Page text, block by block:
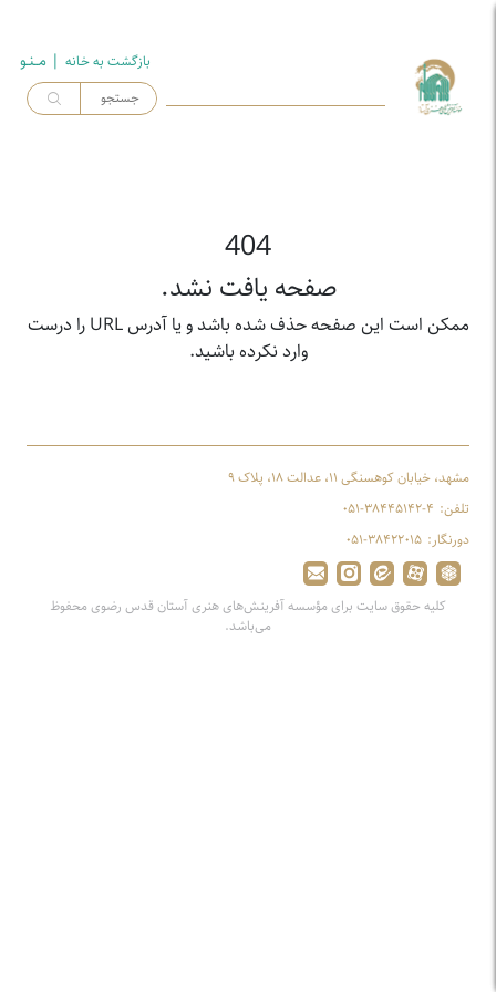
بازگشت به خـانه | مــنـو
404
صفحه یافت نشد.
ممکن است این صفحه حذف شده باشد و یا آدرس URL را درست
وارد نکرده باشید.
مشهد، خیابان کوهسنگی ۱۱، عدالت ۱۸، پلاک ۹
تلفن: ۰۵۱-۳۸۴۴۵۱۴۲-۴
دورنگار: ۰۵۱-۳۸۴۲۲۰۱۵
کلیه حقوق سایت برای مؤسسه آفرینش‌های هنری آستان قدس رضوی محفوظ
می‌باشد.